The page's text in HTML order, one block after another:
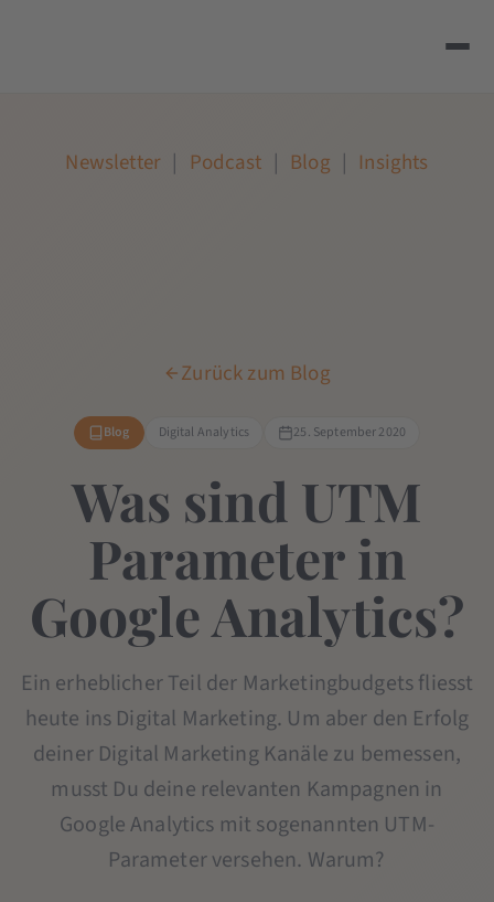
Newsletter | Podcast | Blog | Insights
Zurück zum Blog
Blog Digital Analytics 25. September 2020
Was sind UTM
Parameter in
Google Analytics?
Ein erheblicher Teil der Marketingbudgets fliesst
heute ins Digital Marketing. Um aber den Erfolg
deiner Digital Marketing Kanäle zu bemessen,
musst Du deine relevanten Kampagnen in
Google Analytics mit sogenannten UTM-
Parameter versehen. Warum?